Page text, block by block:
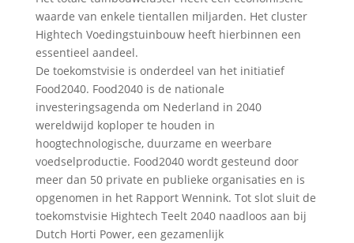
waarde van enkele tientallen miljarden. Het cluster
Hightech Voedingstuinbouw heeft hierbinnen een
essentieel aandeel.
De toekomstvisie is onderdeel van het initiatief
Food2040. Food2040 is de nationale
investeringsagenda om Nederland in 2040
wereldwijd koploper te houden in
hoogtechnologische, duurzame en weerbare
voedselproductie. Food2040 wordt gesteund door
meer dan 50 private en publieke organisaties en is
opgenomen in het Rapport Wennink. Tot slot sluit de
toekomstvisie Hightech Teelt 2040 naadloos aan bij
Dutch Horti Power, een gezamenlijk